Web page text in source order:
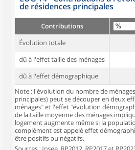
de résidences principales
Contributions
Évolution totale
dû à l'effet taille des ménages
dû à l'effet démographique
Note : l'évolution du nombre de
principales) peut se découper en deux
ménages" et l'effet "évolution
de la taille moyenne des ménages
logement augmente même si la
complément est appelé effet
être positifs ou négatifs.